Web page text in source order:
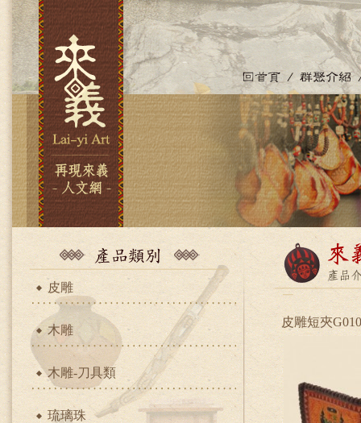
皮雕
木雕
木雕-刀具類
琉璃珠
皮雕短夾